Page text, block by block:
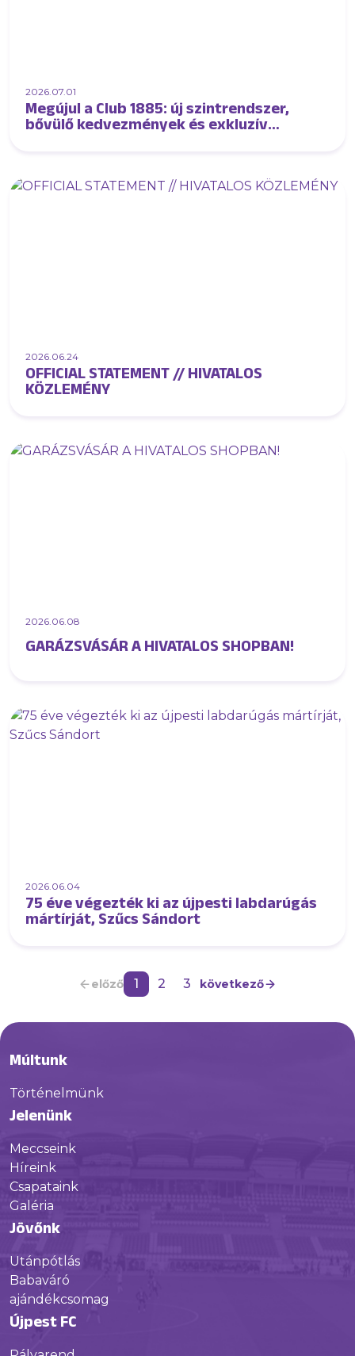
2026.07.01
Megújul a Club 1885: új szintrendszer,
bővülő kedvezmények és exkluzív
2026.06.24
OFFICIAL STATEMENT // HIVATALOS
KÖZLEMÉNY
2026.06.08
GARÁZSVÁSÁR A HIVATALOS SHOPBAN!
2026.06.04
75 éve végezték ki az újpesti labdarúgás
mártírját, Szűcs Sándort
előző 1 2 3 következő
Múltunk
Történelmünk
Jelenünk
Meccseink
Híreink
Csapataink
Galéria
Jövőnk
Utánpótlás
Babaváró
ajándékcsomag
Újpest FC